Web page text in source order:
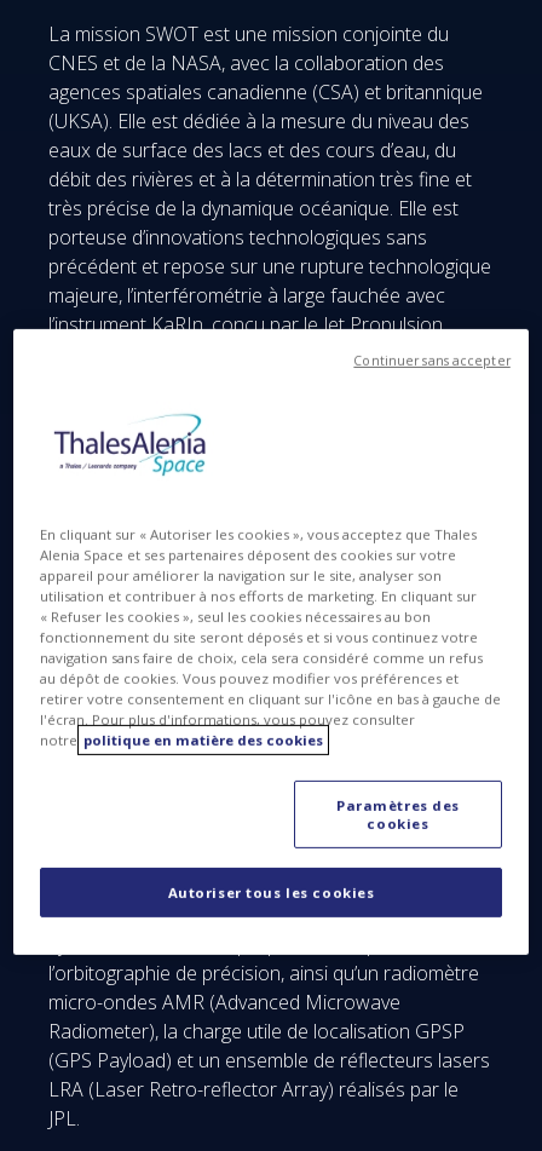
La mission SWOT est une mission conjointe du
CNES et de la NASA, avec la collaboration des
agences spatiales canadienne (CSA) et britannique
(UKSA). Elle est dédiée à la mesure du niveau des
eaux de surface des lacs et des cours d’eau, du
débit des rivières et à la détermination très fine et
très précise de la dynamique océanique. Elle est
porteuse d’innovations technologiques sans
précédent et repose sur une rupture technologique
majeure, l’interférométrie à large fauchée avec
l’instrument KaRIn, conçu par le Jet Propulsion
Laboratory (JPL) de la NASA, auquel le CNES et
partie radiofréquences de l’instrument. KARIN
comporte deux antennes SAR en bande Ka
éloignées de 10 mètres l’une de l’autre. Elles offrent
large, avec une résolution horizontale de l’ordre de
50-100 m, programmable de part et d’autre de la
trace.
SWOT embarquera également le module NADIR
constitué des mêmes instruments que ceux des
satellites JASON, parmi lesquels l’altimètre à double
fréquence Poseidon fabriqué par Thales Alenia
Space. Le module NADIR embarque par ailleurs le
l’orbitographie de précision, ainsi qu’un radiomètre
micro-ondes AMR (Advanced Microwave
Radiometer), la charge utile de localisation GPSP
(GPS Payload) et un ensemble de réflecteurs lasers
LRA (Laser Retro-reflector Array) réalisés par le
JPL.
En cliquant sur « Autoriser les cookies », vous acceptez que Thales
Alenia Space et ses partenaires déposent des cookies sur votre
appareil pour améliorer la navigation sur le site, analyser son
utilisation et contribuer à nos efforts de marketing. En cliquant sur
« Refuser les cookies », seul les cookies nécessaires au bon
fonctionnement du site seront déposés et si vous continuez votre
navigation sans faire de choix, cela sera considéré comme un refus
au dépôt de cookies. Vous pouvez modifier vos préférences et
retirer votre consentement en cliquant sur l'icône en bas à gauche de
l'écran. Pour plus d'informations, vous pouvez consulter
notre politique en matière des cookies
Paramètres des
cookies
Autoriser tous les cookies
Continuer sans accepter